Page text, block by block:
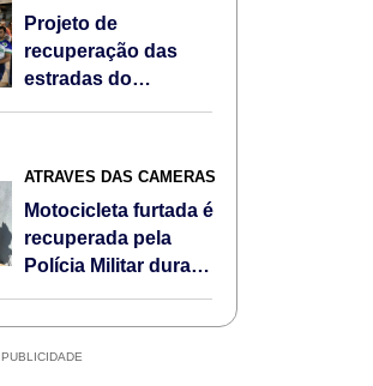
Projeto de
recuperação das
estradas do
comunidade
ATRAVÉS DAS CÂMERAS
Motocicleta furtada é
recuperada pela
Polícia Militar durante
PUBLICIDADE